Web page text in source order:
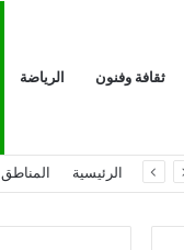
ثقافة وفنون الرياضة
الرئيسية المناطق 1